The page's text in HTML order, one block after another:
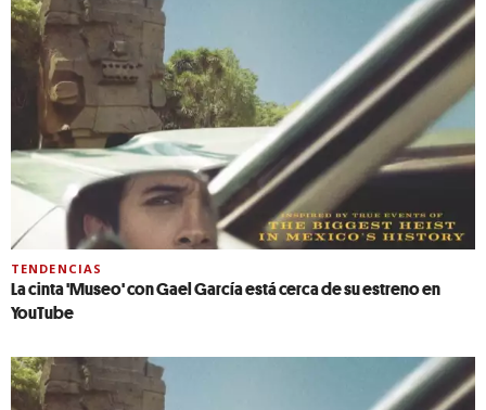
TENDENCIAS
La cinta 'Museo' con Gael García está cerca de su estreno en
YouTube